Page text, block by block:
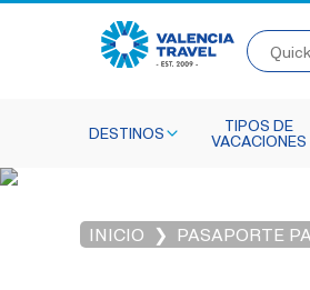
DESTINOS
TIPOS DE
VACACIONES
INICIO PASAPORTE